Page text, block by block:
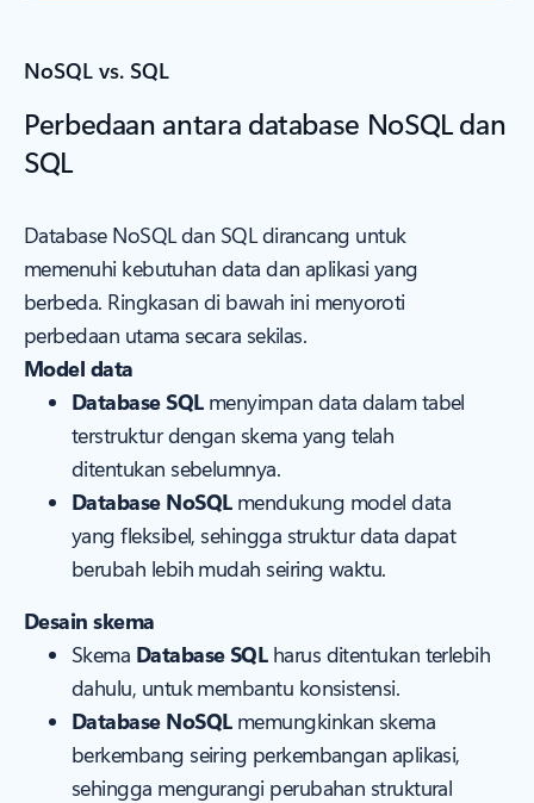
NoSQL vs. SQL
Perbedaan antara database NoSQL dan
SQL
Database NoSQL dan SQL dirancang untuk
memenuhi kebutuhan data dan aplikasi yang
berbeda. Ringkasan di bawah ini menyoroti
perbedaan utama secara sekilas.
Model data
Database SQLmenyimpan data dalam tabel
terstruktur dengan skema yang telah
ditentukan sebelumnya.
Database NoSQLmendukung model data
yang fleksibel, sehingga struktur data dapat
berubah lebih mudah seiring waktu.
Desain skema
Skema Database SQLharus ditentukan terlebih
dahulu, untuk membantu konsistensi.
Database NoSQLmemungkinkan skema
berkembang seiring perkembangan aplikasi,
sehingga mengurangi perubahan struktural